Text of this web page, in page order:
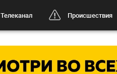
Телеканал Происшествия